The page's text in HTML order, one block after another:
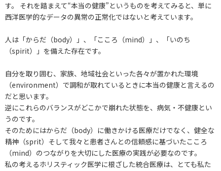
す。 それを踏まえて“本当の健康”というものを考えてみると、単に
西洋医学的なデータの異常の正常化ではないと考えています。
人は「からだ（body）」、「こころ（mind）」、「いのち
（spirit）」を備えた存在です。
自分を取り囲む、家族、地域社会といった各々が置かれた環境
（environment）で調和が取れているときに本当の健康と言えるの
だと思います。
逆にこれらのバランスがどこかで崩れた状態を、病気・不健康とい
うのです。
そのためにはからだ（body）に働きかける医療だけでなく、健全な
精神（sprit）そして我々と患者さんとの信頼感に基づいたこころ
（mind）のつながりを大切にした医療の実践が必要なのです。
私の考えるホリスティック医学に根ざした統合医療は、とても私た